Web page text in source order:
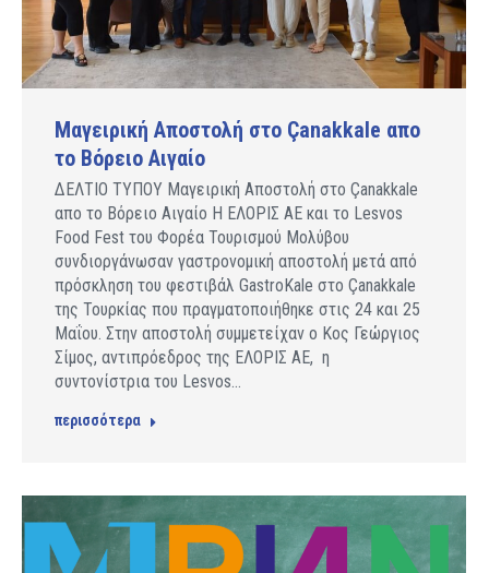
Μαγειρική Αποστολή στο Çanakkale απο
το Βόρειο Αιγαίο
ΔΕΛΤΙΟ ΤΥΠΟΥ Μαγειρική Αποστολή στο Çanakkale
απο το Βόρειο Αιγαίο Η ΕΛΟΡΙΣ ΑΕ και το Lesvos
Food Fest του Φορέα Τουρισμού Μολύβου
συνδιοργάνωσαν γαστρονομική αποστολή μετά από
πρόσκληση του φεστιβάλ GastroKale στο Çanakkale
της Τουρκίας που πραγματοποιήθηκε στις 24 και 25
Μαΐου. Στην αποστολή συμμετείχαν ο Κος Γεώργιος
Σίμος, αντιπρόεδρος της ΕΛΟΡΙΣ ΑΕ, η
συντονίστρια του Lesvos…
περισσότερα